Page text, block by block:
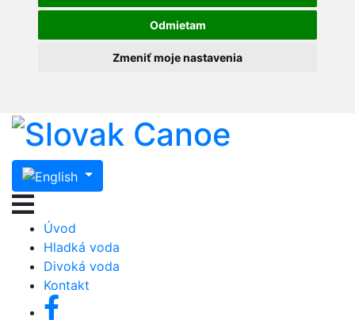
Odmietam
Zmeniť moje nastavenia
Úvod
Hladká voda
Divoká voda
Kontakt